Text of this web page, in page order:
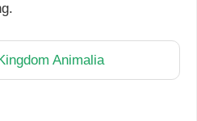
Animalia